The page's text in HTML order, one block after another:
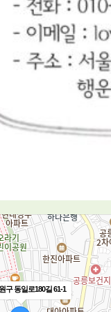
구 동일로180길 61-1